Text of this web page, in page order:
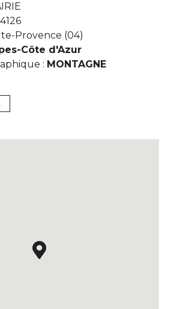
Provence (04)
Côte d'Azur
: MONTAGNE